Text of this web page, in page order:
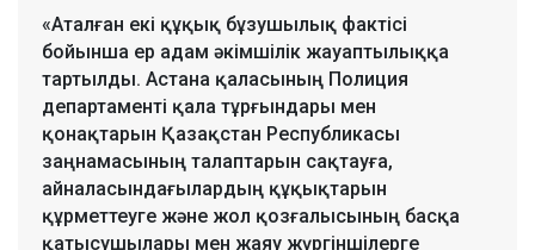
«Аталған екі құқық бұзушылық фактісі
бойынша ер адам әкімшілік жауаптылыққа
тартылды. Астана қаласының Полиция
департаменті қала тұрғындары мен
қонақтарын Қазақстан Республикасы
заңнамасының талаптарын сақтауға,
айналасындағылардың құқықтарын
құрметтеуге және жол қозғалысының басқа
қатысушылары мен жаяу жүргіншілерге